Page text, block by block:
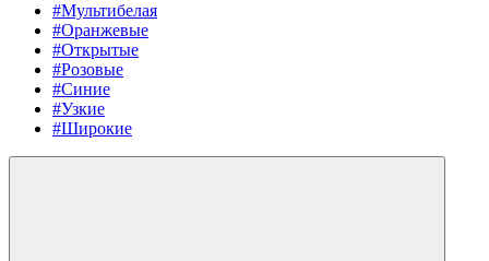
#Мультибелая
#Оранжевые
#Открытые
#Розовые
#Синие
#Узкие
#Широкие